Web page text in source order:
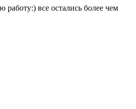
все остались более чем